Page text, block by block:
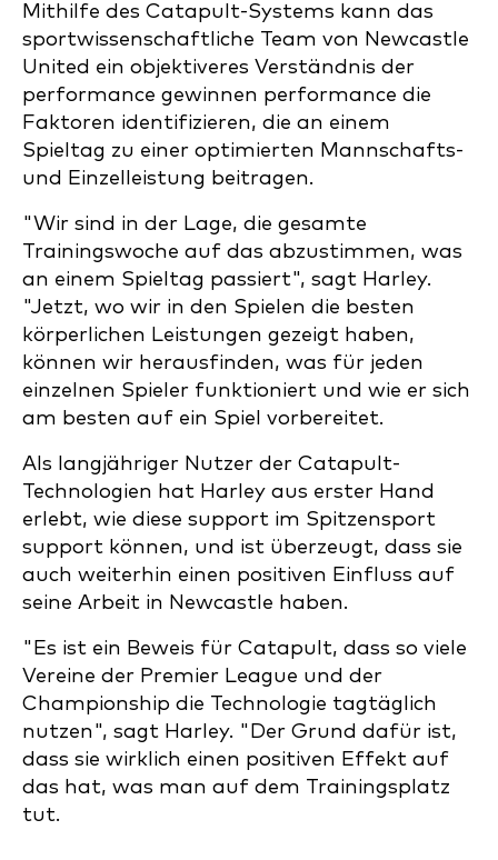
Mithilfe des Catapult-Systems kann das
sportwissenschaftliche Team von Newcastle
United ein objektiveres Verständnis der
performance gewinnen performance die
Faktoren identifizieren, die an einem
Spieltag zu einer optimierten Mannschafts-
und Einzelleistung beitragen.
"Wir sind in der Lage, die gesamte
Trainingswoche auf das abzustimmen, was
an einem Spieltag passiert", sagt Harley.
"Jetzt, wo wir in den Spielen die besten
körperlichen Leistungen gezeigt haben,
können wir herausfinden, was für jeden
einzelnen Spieler funktioniert und wie er sich
am besten auf ein Spiel vorbereitet.
Als langjähriger Nutzer der Catapult-
Technologien hat Harley aus erster Hand
erlebt, wie diese support im Spitzensport
support können, und ist überzeugt, dass sie
auch weiterhin einen positiven Einfluss auf
seine Arbeit in Newcastle haben.
"Es ist ein Beweis für Catapult, dass so viele
Vereine der Premier League und der
Championship die Technologie tagtäglich
nutzen", sagt Harley. "Der Grund dafür ist,
dass sie wirklich einen positiven Effekt auf
das hat, was man auf dem Trainingsplatz
tut.